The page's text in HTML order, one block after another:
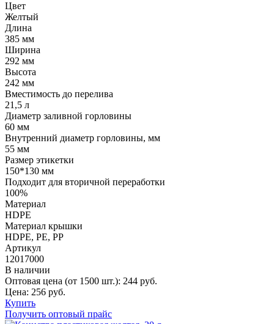
Цвет
Желтый
Длина
385 мм
Ширина
292 мм
Высота
242 мм
Вместимость до перелива
21,5 л
Диаметр заливной горловины
60 мм
Внутренний диаметр горловины, мм
55 мм
Размер этикетки
150*130 мм
Подходит для вторичной переработки
100%
Материал
HDPE
Материал крышки
HDPE, РE, РР
Артикул
12017000
В наличии
Оптовая цена (от 1500 шт.): 244 руб.
Цена: 256 руб.
Купить
Получить оптовый прайс